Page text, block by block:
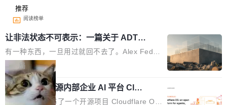
推荐
阅读榜单
让非法状态不可表示：一篇关于 ADT
的帖子在 Reddit 火了
有一种东西，一旦用过就回不去了。Alex Fedos
eev 管它叫"软件设计的基石"。 他说的东西不新
鲜——代数数据类型（ADT），尤其是和类型
（sum type）。但他说清楚了一件事：这不是类
型系统的学术体操，是日常编码的思维方式。 文
局
Cloudflare 开源内部企业 AI 平台 Clou
dflare OS
Cloudflare 发布了一个开源项目 Cloudflare O